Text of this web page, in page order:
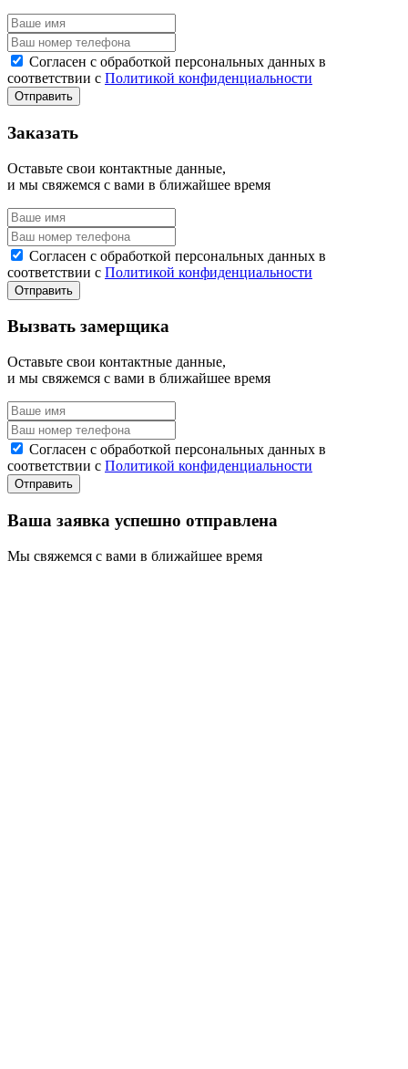
Согласен с обработкой персональных данных в
соответствии с Политикой конфиденциальности
Заказать
Оставьте свои контактные данные,
и мы свяжемся с вами в ближайшее время
Согласен с обработкой персональных данных в
соответствии с Политикой конфиденциальности
Вызвать замерщика
Оставьте свои контактные данные,
и мы свяжемся с вами в ближайшее время
Согласен с обработкой персональных данных в
соответствии с Политикой конфиденциальности
Ваша заявка успешно отправлена
Мы свяжемся с вами в ближайшее время